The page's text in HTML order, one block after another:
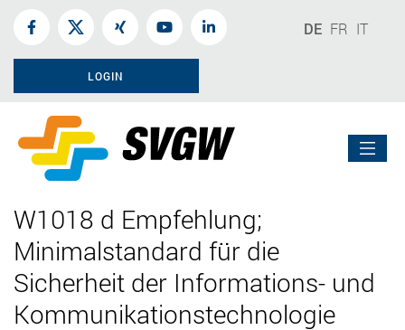
DE FR IT
LOGIN
W1018 d Empfehlung;
Minimalstandard für die
Sicherheit der Informations- und
Kommunikationstechnologie